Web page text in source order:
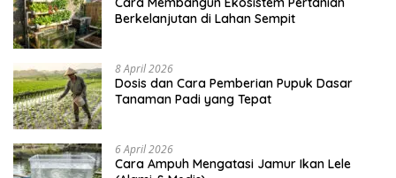
Berkelanjutan di Lahan Sempit
8 April 2026
Dosis dan Cara Pemberian Pupuk Dasar
Tanaman Padi yang Tepat
6 April 2026
Cara Ampuh Mengatasi Jamur Ikan Lele